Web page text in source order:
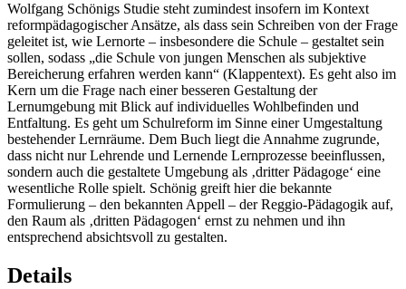
Wolfgang Schönigs Studie steht zumindest insofern im Kontext
reformpädagogischer Ansätze, als dass sein Schreiben von der Frage
geleitet ist, wie Lernorte – insbesondere die Schule – gestaltet sein
sollen, sodass „die Schule von jungen Menschen als subjektive
Bereicherung erfahren werden kann“ (Klappentext). Es geht also im
Kern um die Frage nach einer besseren Gestaltung der
Lernumgebung mit Blick auf individuelles Wohlbefinden und
Entfaltung. Es geht um Schulreform im Sinne einer Umgestaltung
bestehender Lernräume. Dem Buch liegt die Annahme zugrunde,
dass nicht nur Lehrende und Lernende Lernprozesse beeinflussen,
sondern auch die gestaltete Umgebung als ‚dritter Pädagoge‘ eine
wesentliche Rolle spielt. Schönig greift hier die bekannte
Formulierung – den bekannten Appell – der Reggio-Pädagogik auf,
den Raum als ‚dritten Pädagogen‘ ernst zu nehmen und ihn
entsprechend absichtsvoll zu gestalten.
Details